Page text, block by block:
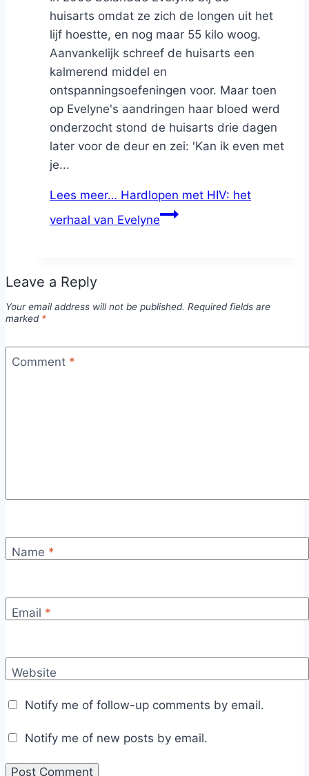
huisarts omdat ze zich de longen uit het
lijf hoestte, en nog maar 55 kilo woog.
Aanvankelijk schreef de huisarts een
kalmerend middel en
ontspanningsoefeningen voor. Maar toen
op Evelyne's aandringen haar bloed werd
onderzocht stond de huisarts drie dagen
later voor de deur en zei: 'Kan ik even met
je...
Lees meer… Hardlopen met HIV: het
verhaal van Evelyne
Leave a Reply
Your email address will not be published. Required fields are
marked *
Comment *
Name *
Email *
Website
Notify me of follow-up comments by email.
Notify me of new posts by email.